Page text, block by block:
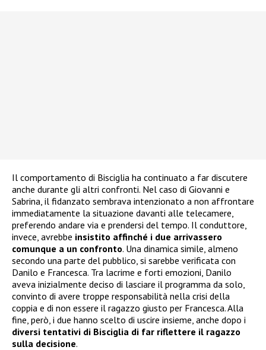
Il comportamento di Bisciglia ha continuato a far discutere
anche durante gli altri confronti. Nel caso di Giovanni e
Sabrina, il fidanzato sembrava intenzionato a non affrontare
immediatamente la situazione davanti alle telecamere,
preferendo andare via e prendersi del tempo. Il conduttore,
invece, avrebbe insistito affinché i due arrivassero
comunque a un confronto. Una dinamica simile, almeno
secondo una parte del pubblico, si sarebbe verificata con
Danilo e Francesca. Tra lacrime e forti emozioni, Danilo
aveva inizialmente deciso di lasciare il programma da solo,
convinto di avere troppe responsabilità nella crisi della
coppia e di non essere il ragazzo giusto per Francesca. Alla
fine, però, i due hanno scelto di uscire insieme, anche dopo i
diversi tentativi di Bisciglia di far riflettere il ragazzo
sulla decisione.